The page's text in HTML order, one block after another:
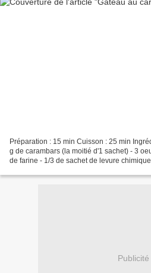
Préparation : 15 min Cuisson : 25 min
g de carambars (la moitié d'1 sachet) - 3
de farine - 1/3 de sachet de levure
Publicité